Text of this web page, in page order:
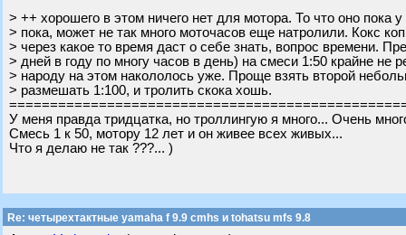
> ++ хорошего в этом ничего нет для мотора. То что оно пока
> пока, может не так много моточасов еще натролили. Кокс
> через какое то время даст о себе знать, вопрос времени.
> дней в году по многу часов в день) на смеси 1:50 крайне не
> народу на этом накололось уже. Проще взять второй
> размешать 1:100, и тролить скока хошь.
У меня правда тридцатка, но троллингую я много... Очень
Смесь 1 к 50, мотору 12 лет и он живее всех живых...
Что я делаю не так ???... )
Re: четырехтактные yamaha f 9.9 cmhs и tohatsu mfs 9.8